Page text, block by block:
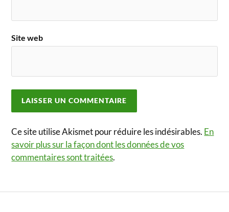
Site web
Ce site utilise Akismet pour réduire les indésirables. En
savoir plus sur la façon dont les données de vos
commentaires sont traitées.